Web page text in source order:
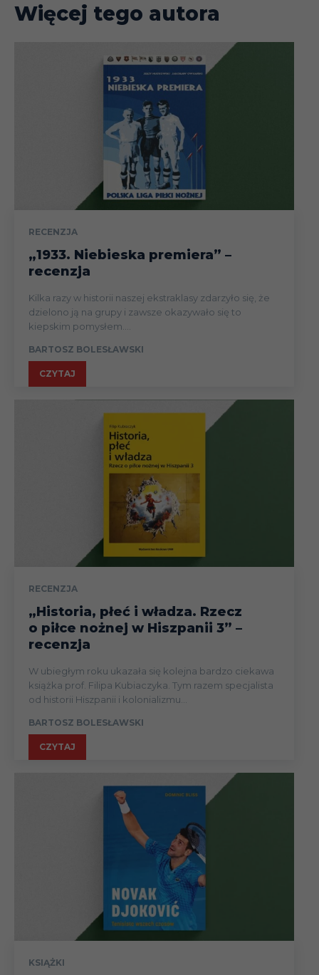
Więcej tego autora
RECENZJA
„1933. Niebieska premiera” –
recenzja
Kilka razy w historii naszej ekstraklasy zdarzyło się, że
dzielono ją na grupy i zawsze okazywało się to
kiepskim pomysłem....
BARTOSZ BOLESŁAWSKI
CZYTAJ
RECENZJA
„Historia, płeć i władza. Rzecz
o piłce nożnej w Hiszpanii 3” –
recenzja
W ubiegłym roku ukazała się kolejna bardzo ciekawa
książka prof. Filipa Kubiaczyka. Tym razem specjalista
od historii Hiszpanii i kolonializmu...
BARTOSZ BOLESŁAWSKI
CZYTAJ
KSIĄŻKI